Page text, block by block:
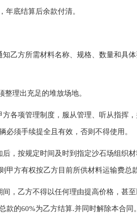
底结算后余款付清。
方所需材料名称、规格、数量和具体
理出充足的堆放场地。
项管理制度，服从管理、听从指挥，
必须手续提全且有效，否则不得使用。
按规定时间及时到指定沙石场组织材
甲方有权按乙方目前所供材料运输费总
乙方不得以任何理由提高价格，甚至
款的60%为乙方结算.并同时解除本合同。